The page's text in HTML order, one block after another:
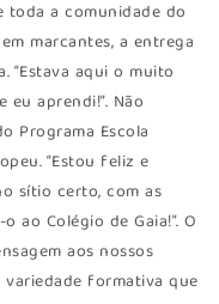
a comunidade do
marcantes, a entrega
“Estava aqui o muito
aprendi!”. Não
Programa Escola
“Estou feliz e
sítio certo, com as
ao Colégio de Gaia!”. O
aos nossos
variedade formativa que